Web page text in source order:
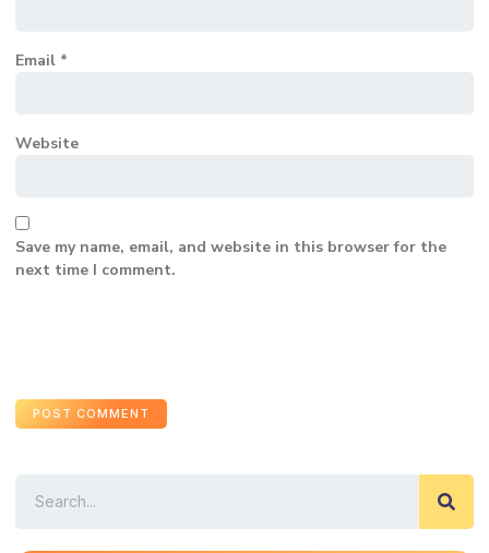
Email *
Website
Save my name, email, and website in this browser for the
next time I comment.